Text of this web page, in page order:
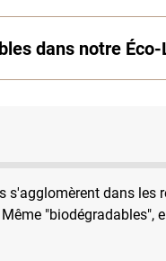
dans notre Éco-
s'agglomèrent dans les
"biodégradables",